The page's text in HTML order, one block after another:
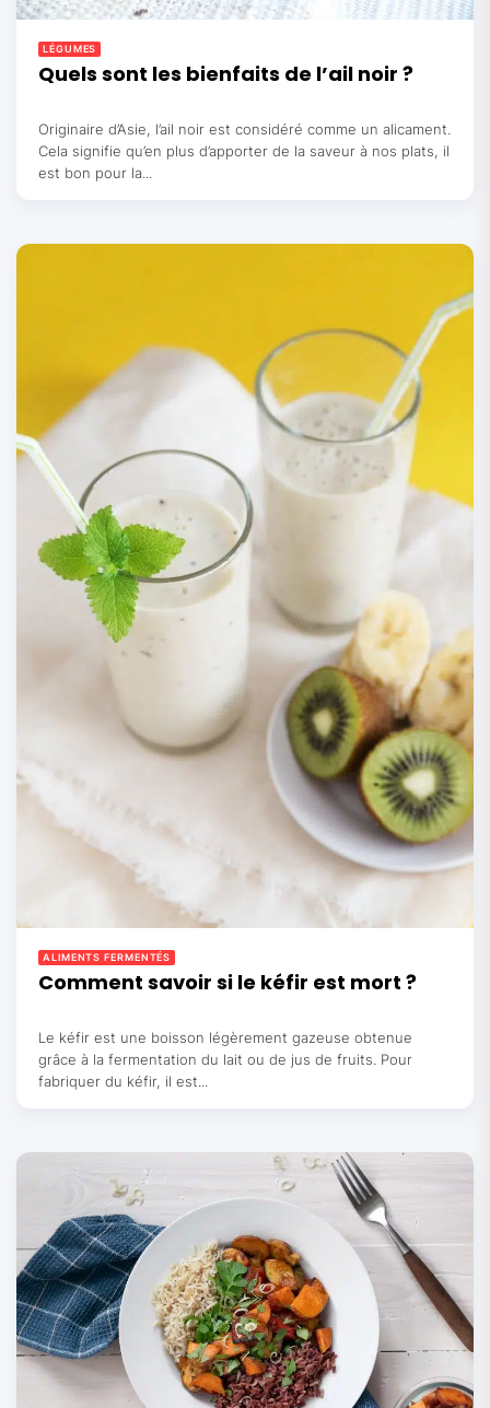
LÉGUMES
Quels sont les bienfaits de l’ail noir ?
Originaire d’Asie, l’ail noir est considéré comme un alicament.
Cela signifie qu’en plus d’apporter de la saveur à nos plats, il
est bon pour la...
ALIMENTS FERMENTÉS
Comment savoir si le kéfir est mort ?
Le kéfir est une boisson légèrement gazeuse obtenue
grâce à la fermentation du lait ou de jus de fruits. Pour
fabriquer du kéfir, il est...